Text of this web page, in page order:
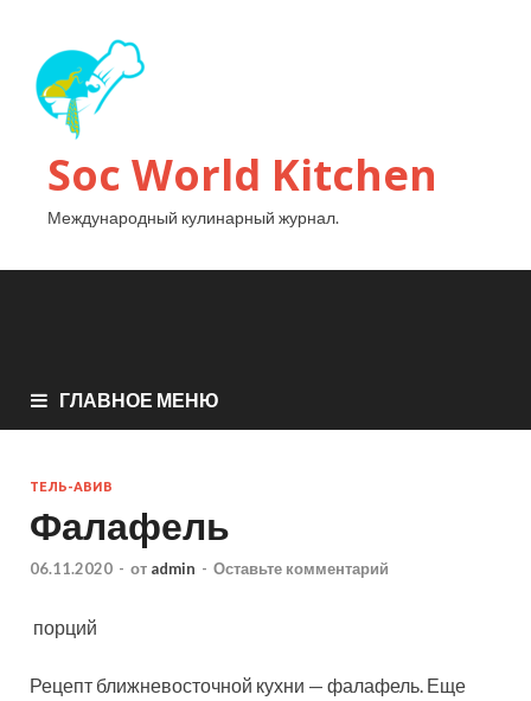
Soc World Kitchen
Международный кулинарный журнал.
ГЛАВНОЕ МЕНЮ
ТЕЛЬ-АВИВ
Фалафель
06.11.2020 - от admin - Оставьте комментарий
порций
Рецепт ближневосточной кухни — фалафель. Еще